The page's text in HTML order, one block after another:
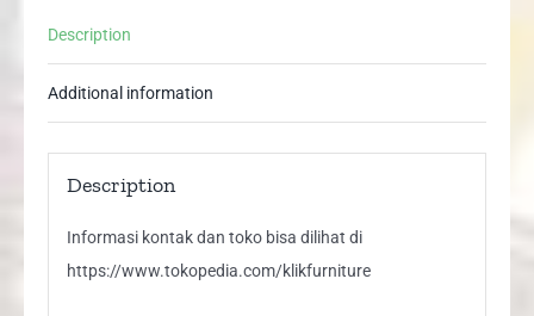
Rak
quantity
Description
Additional information
Description
Informasi kontak dan toko bisa dilihat di
https://www.tokopedia.com/klikfurniture